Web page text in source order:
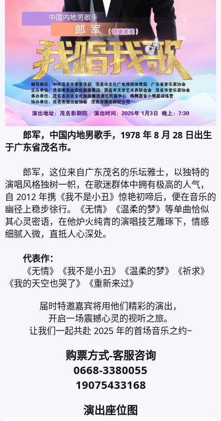
郎军，中国内地男歌手，1978 年 8 月 28 日出生
于广东省茂名市。
郎军，这位来自广东茂名的乐坛雅士，以独特的
演唱风格独树一帜，在歌迷群体中拥有极高的人气，
自 2012 年携《我不是小丑》惊艳初啼后，便在音乐的
幽径上稳步徐行。《无情》《温柔的梦》等单曲恰似
其心灵密语，在他炉火纯青的演唱技艺雕琢下，情感
细腻入微，直抵人心深处。
代表作：
《无情》《我不是小丑》《温柔的梦》《祈求》
《我的天空也哭了》《重新来过》
届时特邀嘉宾将用他们精彩的演出，
开启一场震撼心灵的视听之旅。
让我们一起共赴 2025 年的首场音乐之约~
购票方式-客服咨询
0668-3380055
19075433168
演出座位图